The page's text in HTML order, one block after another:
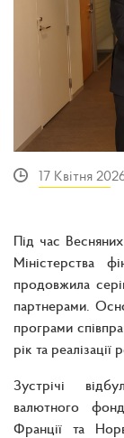
17 Квітня
Під час
Міністерства
продовжила
партнерами.
програми
рік та реалізації
Зустрічі
валютного
Франції та